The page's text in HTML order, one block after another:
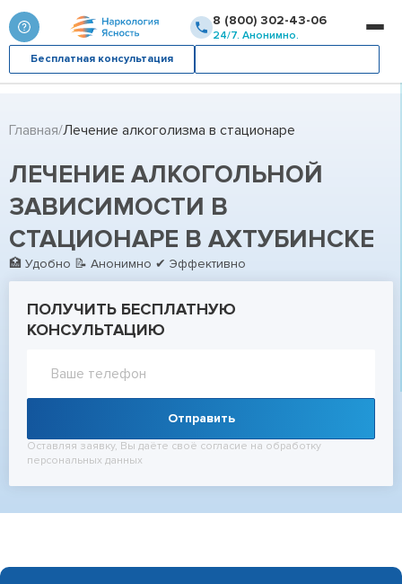
8 (800) 302-43-06
24/7. Анонимно.
Бесплатная консультация
Главная Лечение алкоголизма в стационаре
ЛЕЧЕНИЕ АЛКОГОЛЬНОЙ
ЗАВИСИМОСТИ В
СТАЦИОНАРЕ В АХТУБИНСКЕ
🏥 Удобно 📝 Анонимно ✔ Эффективно
ПОЛУЧИТЬ БЕСПЛАТНУЮ
КОНСУЛЬТАЦИЮ
Отправить
Оставляя заявку, Вы даёте своё согласие на обработку
персональных данных